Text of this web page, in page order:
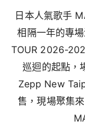
日本人氣歌手
相隔一年的專
TOUR 2026-
巡迴的起點，
Zepp New
售，現場聚集